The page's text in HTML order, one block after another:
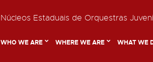
Núcleos Estaduais de Orquestras
WHO WE ARE WHERE WE ARE WHAT WE